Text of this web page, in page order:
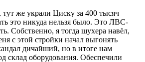
же украли Циску за 400 тысяч
это никуда нельзя было. Это ЛВС-
Собственно, я тогда шухера навёл,
с этой стройки начал выгонять
дичайший, но в итоге нам
склад оборудования. Обеспечили